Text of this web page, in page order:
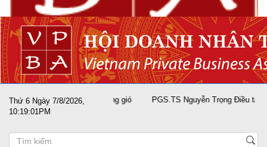
Thứ 6 Ngày 7/8/2026,
10:19:02PM
nghiệp vượt sóng gió PGS.TS Nguyễn Trọng Điều tái đắc cử